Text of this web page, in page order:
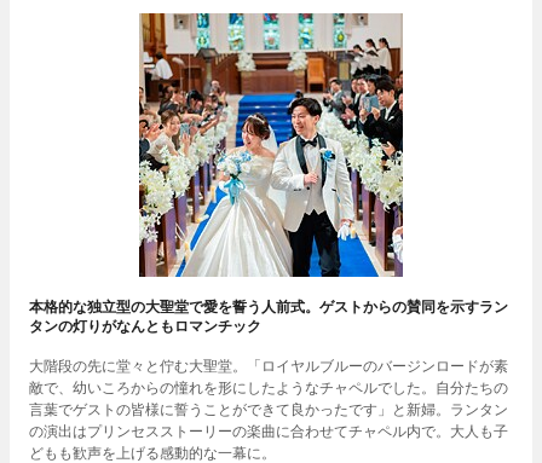
本格的な独立型の大聖堂で愛を誓う人前式。ゲストからの賛同を示すラン
タンの灯りがなんともロマンチック
大階段の先に堂々と佇む大聖堂。「ロイヤルブルーのバージンロードが素
敵で、幼いころからの憧れを形にしたようなチャペルでした。自分たちの
言葉でゲストの皆様に誓うことができて良かったです」と新婦。ランタン
の演出はプリンセスストーリーの楽曲に合わせてチャペル内で。大人も子
どもも歓声を上げる感動的な一幕に。